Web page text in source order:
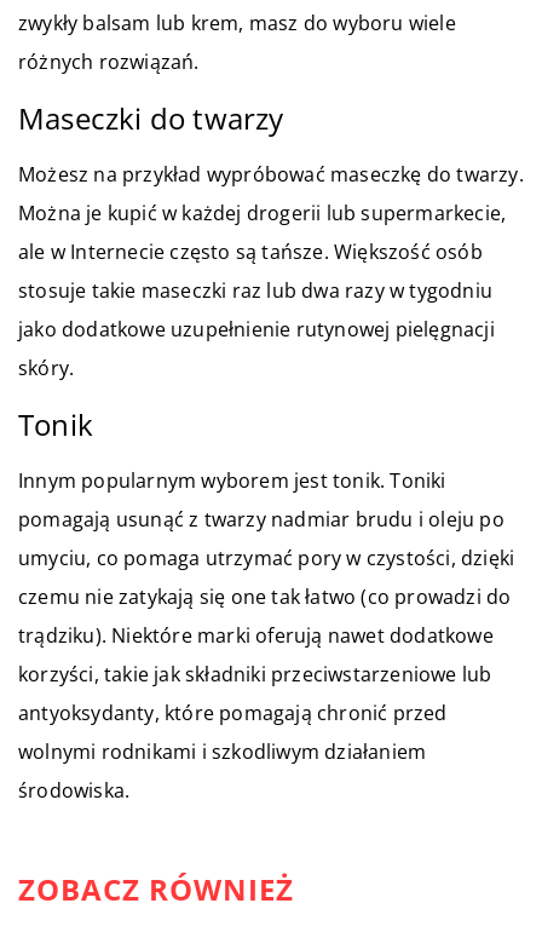
zwykły balsam lub krem, masz do wyboru wiele
różnych rozwiązań.
Maseczki do twarzy
Możesz na przykład wypróbować maseczkę do twarzy.
Można je kupić w każdej drogerii lub supermarkecie,
ale w Internecie często są tańsze. Większość osób
stosuje takie maseczki raz lub dwa razy w tygodniu
jako dodatkowe uzupełnienie rutynowej pielęgnacji
skóry.
Tonik
Innym popularnym wyborem jest tonik. Toniki
pomagają usunąć z twarzy nadmiar brudu i oleju po
umyciu, co pomaga utrzymać pory w czystości, dzięki
czemu nie zatykają się one tak łatwo (co prowadzi do
trądziku). Niektóre marki oferują nawet dodatkowe
korzyści, takie jak składniki przeciwstarzeniowe lub
antyoksydanty, które pomagają chronić przed
wolnymi rodnikami i szkodliwym działaniem
środowiska.
ZOBACZ RÓWNIEŻ